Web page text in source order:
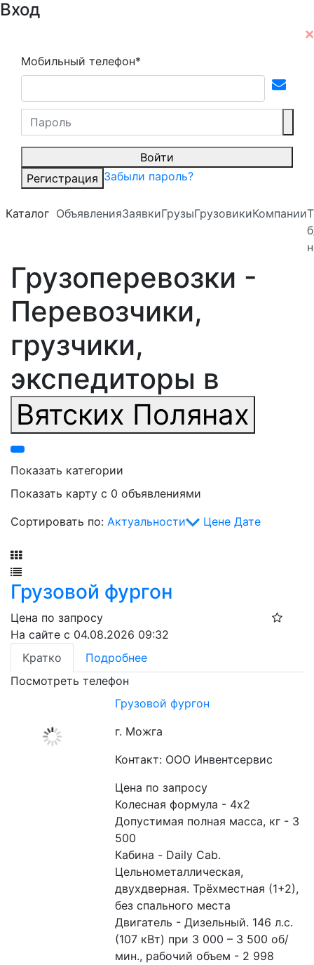
Вход
Мобильный телефон*
Войти
Регистрация Забыли пароль?
Каталог ОбъявленияЗаявкиГрузыГрузовикиКомпании
Грузоперевозки -
Перевозчики,
грузчики,
экспедиторы в
Вятских Полянах
Показать категории
Показать карту с 0 объявлениями
Сортировать по: Актуальности Цене Дате
Грузовой фургон
Цена по запросу
На сайте с 04.08.2026 09:32
Кратко
Подробнее
Посмотреть телефон
Грузовой фургон
г. Можга
Контакт: ООО Инвентсервис
Цена по запросу
Колесная формула - 4х2
Допустимая полная масса, кг - 3
500
Кабина - Daily Cab.
Цельнометаллическая,
двухдверная. Трёхместная (1+2),
без спального места
Двигатель - Дизельный. 146 л.с.
(107 кВт) при 3 000 – 3 500 об/
мин., рабочий объем - 2 998